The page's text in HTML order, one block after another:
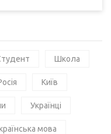
Школа
Київ
Українці
мова